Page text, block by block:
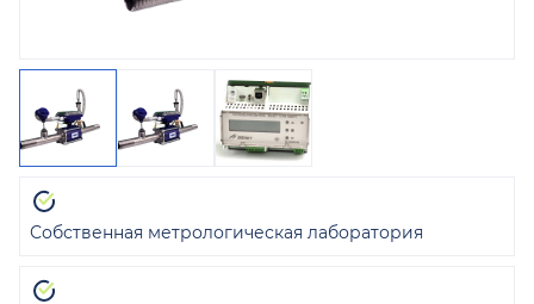
Собственная метрологическая лаборатория